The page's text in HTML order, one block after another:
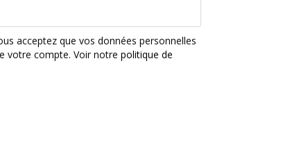
acceptez que vos données personnelles
votre compte. Voir notrepolitique de